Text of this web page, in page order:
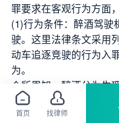
罪要求在客观行为方面
(1)行为条件：醉酒驾驶
驶。这里法律条文采用
动车追逐竞驶的行为入
为。
众所周知，醉酒分为生
醉酒属于精神病，而生
醉酒的程度，生理性醉
首页 找律师